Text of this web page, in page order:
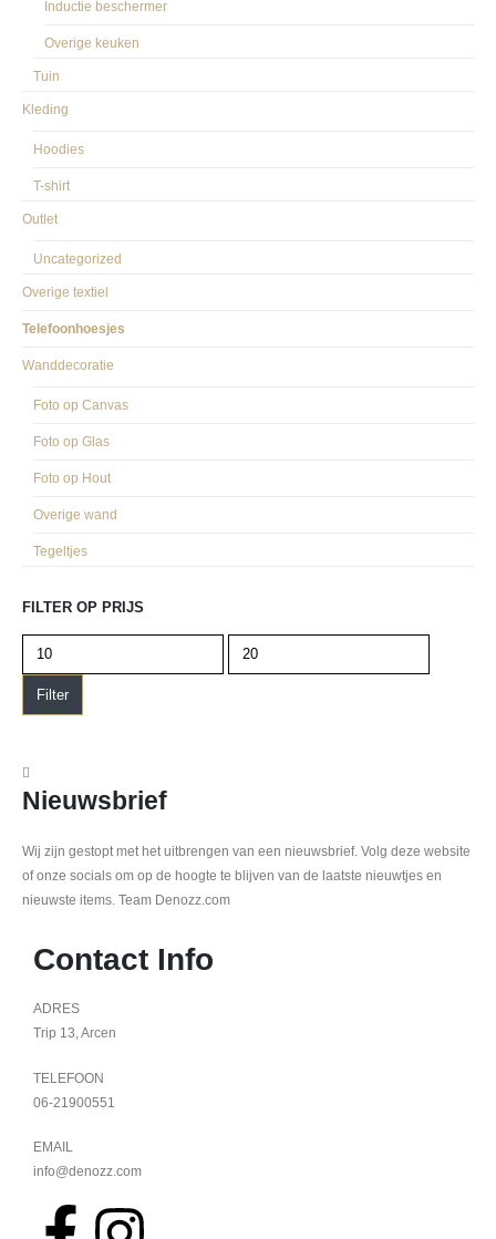
Inductie beschermer
Overige keuken
Tuin
Kleding
Hoodies
T-shirt
Outlet
Uncategorized
Overige textiel
Telefoonhoesjes
Wanddecoratie
Foto op Canvas
Foto op Glas
Foto op Hout
Overige wand
Tegeltjes
FILTER OP PRIJS
Filter
Nieuwsbrief
Wij zijn gestopt met het uitbrengen van een nieuwsbrief. Volg deze website
of onze socials om op de hoogte te blijven van de laatste nieuwtjes en
nieuwste items. Team Denozz.com
Contact Info
ADRES
Trip 13, Arcen
TELEFOON
06-21900551
EMAIL
info@denozz.com